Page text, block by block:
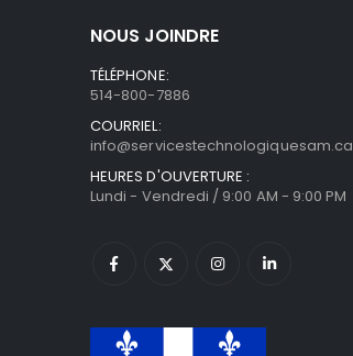
NOUS JOINDRE
TÉLÉPHONE:
514-800-7886
COURRIEL:
info@servicestechnologiquesam.ca
HEURES D'OUVERTURE :
Lundi - Vendredi / 9:00 AM - 9:00 PM